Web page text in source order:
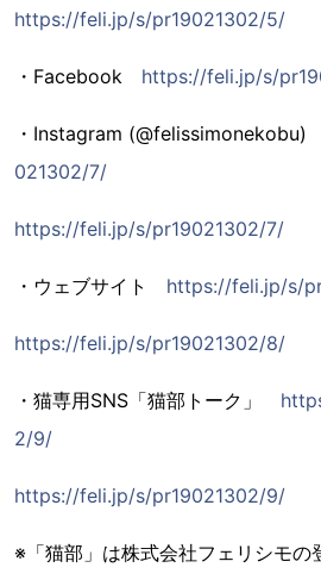
https://feli.jp/s/pr19021302/5/
・Facebook https://feli.jp/s/
・Instagram (@felissimonekobu)
021302/7/
https://feli.jp/s/pr19021302/7/
・ウェブサイト https://feli.jp/s/
https://feli.jp/s/pr19021302/8/
・猫専用SNS「猫部トーク」
2/9/
https://feli.jp/s/pr19021302/9/
※「猫部」は株式会社フェリシモの